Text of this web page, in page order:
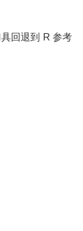
回退到 R 参考